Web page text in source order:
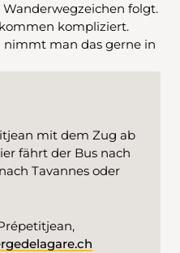
folgt.
kompliziert.
nimmt man das gerne in
mit dem Zug ab
fährt der Bus nach
Tavannes oder